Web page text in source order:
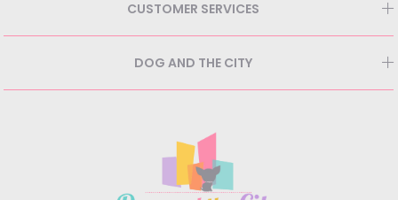
CUSTOMER SERVICES
DOG AND THE CITY